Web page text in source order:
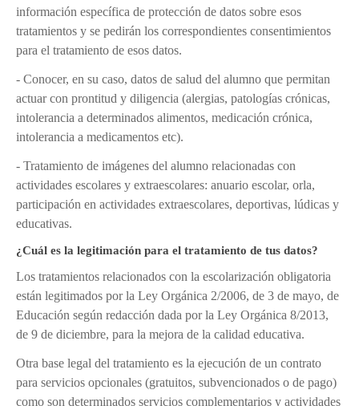
BUEN TRATO
información específica de protección de datos sobre esos
tratamientos y se pedirán los correspondientes consentimientos
para el tratamiento de esos datos.
- Conocer, en su caso, datos de salud del alumno que permitan
actuar con prontitud y diligencia (alergias, patologías crónicas,
intolerancia a determinados alimentos, medicación crónica,
intolerancia a medicamentos etc).
- Tratamiento de imágenes del alumno relacionadas con
actividades escolares y extraescolares: anuario escolar, orla,
participación en actividades extraescolares, deportivas, lúdicas y
educativas.
¿Cuál es la legitimación para el tratamiento de tus datos?
Los tratamientos relacionados con la escolarización obligatoria
están legitimados por la Ley Orgánica 2/2006, de 3 de mayo, de
Educación según redacción dada por la Ley Orgánica 8/2013,
de 9 de diciembre, para la mejora de la calidad educativa.
Otra base legal del tratamiento es la ejecución de un contrato
para servicios opcionales (gratuitos, subvencionados o de pago)
como son determinados servicios complementarios y actividades